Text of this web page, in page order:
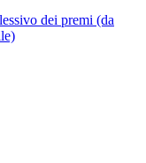
dei premi (da